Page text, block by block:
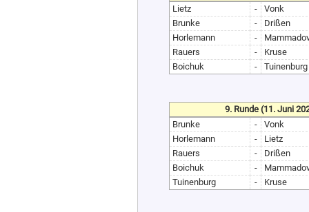
Lietz
-
Vonk
Brunke
-
Drißen
Horlemann
-
Rauers
-
Kruse
Boichuk
- Tuinenburg
9. Runde (11. Juni
Brunke
-
Vonk
Horlemann
-
Lietz
Rauers
-
Drißen
Boichuk
-
Tuinenburg
- Kruse